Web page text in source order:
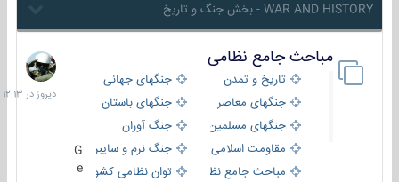
WAR AND HISTORY - بخش جنگ و تاریخ
مباحث جامع نظامی
تاریخ و تمدن
جنگهای جهانی
جنگهای معاصر
جنگهای باستان
جنگهای مسلمین
جنگ آوران
مقاومت اسلامی
جنگ نرم و سایبری
مباحث جامع نظامی
توان نظامی کشورها
دیروز
در
12:13